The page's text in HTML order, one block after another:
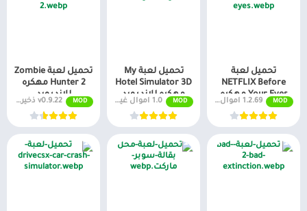
تحميل لعبة
NETFLIX Before
Your Eyes مهكره
MOD 1.2.69 اموال غير محدودة
تحميل لعبة My
Hotel Simulator 3D
مهكره للاندرويد
MOD 1.0 اموال غير محدودة
تحميل لعبة Zombie
Hunter 2 مهكره
للاندرويد
MOD v0.9.22 ذخيرة غير محدودة